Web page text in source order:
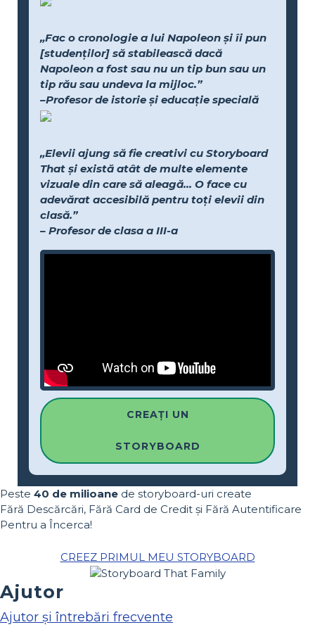
„Fac o cronologie a lui Napoleon și îi pun
[studenților] să stabilească dacă
Napoleon a fost sau nu un tip bun sau un
tip rău sau undeva la mijloc.”
–Profesor de istorie și educație specială
„Elevii ajung să fie creativi cu Storyboard
That și există atât de multe elemente
vizuale din care să aleagă... O face cu
adevărat accesibilă pentru toți elevii din
clasă.”
– Profesor de clasa a III-a
CREAȚI UN
STORYBOARD
Peste 40 de milioane de storyboard-uri create
Fără Descărcări, Fără Card de Credit și Fără Autentificare
Pentru a Încerca!
CREEZ PRIMUL MEU STORYBOARD
Ajutor
Ajutor și întrebări frecvente